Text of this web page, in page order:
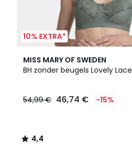
10% EXTRA*
MISS MARY OF SWEDEN
BH zonder beugels Lovely Lace
54,99 € 46,74 € -15%
4,4
/ 5
4,4
/